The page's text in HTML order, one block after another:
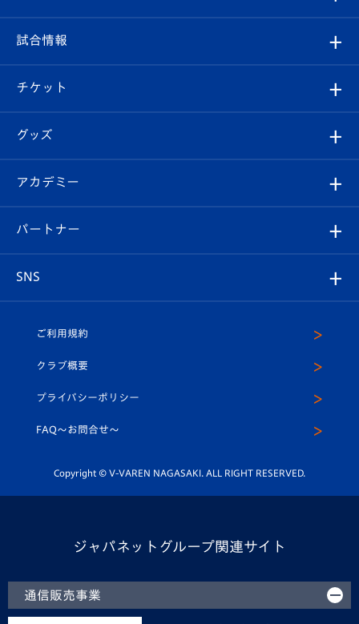
クラブ
試合情報
チケット
イベント
メディア
ホームタウン
クラブ概要
エンブレム紹介
スタッフプロフィール
マスコット紹介
平和祈念活動
ホームタウン活動
観戦ルール
はじめての観戦ガイド
Revive Team
ヴィヴィくんの長崎おもてなしガイド
試合情報
試合日程/結果
フォトギャラリー
スタジアムグルメ
チケット
チケット
V-LOVERS（ファンクラブ）
プレイヤーズスイート
グッズ
オンラインショップ
店舗情報
アカデミー
育成からのお知らせ
U-18
スクール
パートナー
SNS
ヴィヴィくんインスタグラム
公式LINE＠
ご利用規約
クラブ概要
プライバシーポリシー
FAQ〜お問合せ〜
Copyright © V-VAREN NAGASAKI. ALL RIGHT RESERVED.
ジャパネットグループ関連サイト
通信販売事業